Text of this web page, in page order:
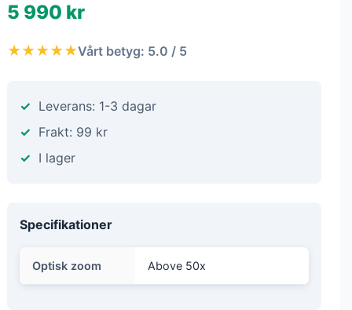
5 990 kr
★★★★★Vårt betyg: 5.0 / 5
Leverans: 1-3 dagar
Frakt: 99 kr
I lager
Specifikationer
Optisk zoom Above 50x